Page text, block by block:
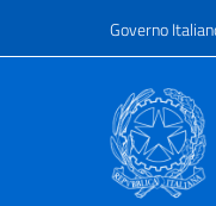
Governo